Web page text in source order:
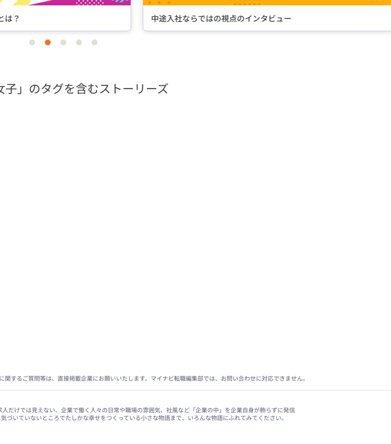
らではの視点のインタビュー 転職に成功した先輩たちのインタビュー
item item item item item
子」のタグを含むストーリーズ
するご質問等は、直接掲載企業にお願いいたします。マイナビ転職編集部では、お問い合わせに対応できません。
だけでは見えない、企業で働く人々の日常や職場の雰囲気、社風など「企業の中」を企業自身が飾らずに発信
づいていないところでたしかな幸せをつくっている小さな物語まで、いろんな物語にふれてみてください。